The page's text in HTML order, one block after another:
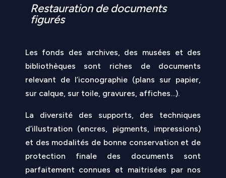
Restauration de documents
figurés
Les fonds des archives, des musées et des
bibliothèques sont riches de documents
relevant de l’iconographie (plans sur papier,
sur calque, sur toile, gravures, affiches…).
La diversité des supports, des techniques
d’illustration (encres, pigments, impressions)
et des modalités de bonne conservation et de
protection finale des documents sont
parfaitement connues et maitrisées par nos